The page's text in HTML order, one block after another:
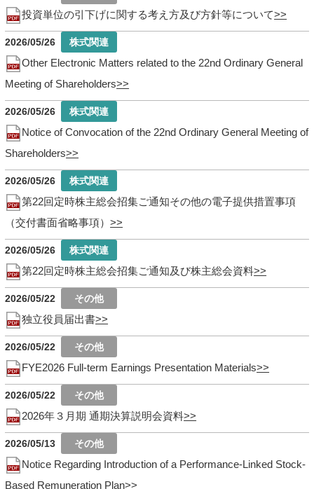
投資単位の引下げに関する考え方及び方針等について
2026/05/26
Other Electronic Matters related to the 22nd Ordinary General
Meeting of Shareholders
2026/05/26
Notice of Convocation of the 22nd Ordinary General Meeting of
Shareholders
2026/05/26
第22回定時株主総会招集ご通知その他の電子提供措置事項
（交付書面省略事項）
2026/05/26
第22回定時株主総会招集ご通知及び株主総会資料
2026/05/22
独立役員届出書
2026/05/22
FYE2026 Full-term Earnings Presentation Materials
2026/05/22
2026年３月期 通期決算説明会資料
2026/05/13
Notice Regarding Introduction of a Performance-Linked Stock-
Based Remuneration Plan